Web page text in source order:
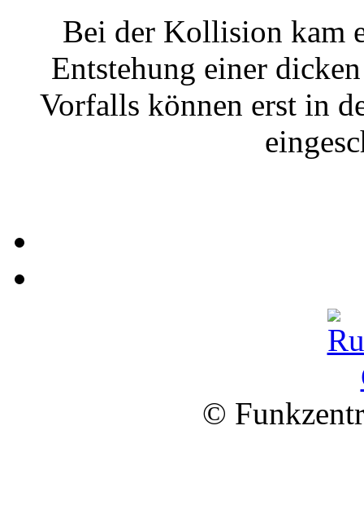
Bei der Kollision kam
Entstehung einer
Vorfalls können erst in
©